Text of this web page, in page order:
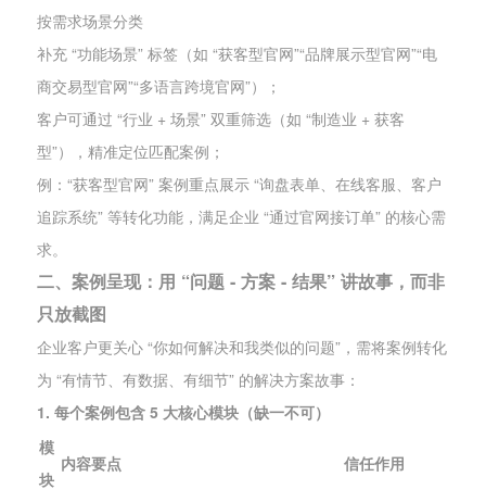
按需求场景分类
补充 “功能场景” 标签（如 “获客型官网”“品牌展示型官网”“电
商交易型官网”“多语言跨境官网”）；
客户可通过 “行业 + 场景” 双重筛选（如 “制造业 + 获客
型”），精准定位匹配案例；
例：“获客型官网” 案例重点展示 “询盘表单、在线客服、客户
追踪系统” 等转化功能，满足企业 “通过官网接订单” 的核心需
求。
二、案例呈现：用 “问题 - 方案 - 结果” 讲故事，而非
只放截图
企业客户更关心 “你如何解决和我类似的问题”，需将案例转化
为 “有情节、有数据、有细节” 的解决方案故事：
1. 每个案例包含 5 大核心模块（缺一不可）
模
块
内容要点 信任作用